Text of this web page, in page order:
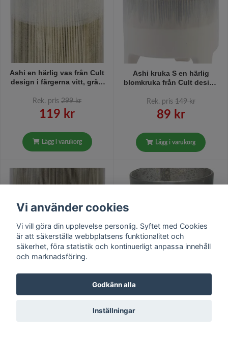
Ashi en härlig vas från Cult
design i färgerna vitt, grått
Rek. pris 299 kr
119 kr
Lägg i varukorg
Ashi kruka S en härlig
blomkruka från Cult design
svart.
Rek. pris 149 kr
89 kr
Lägg i varukorg
Ashi kruka L en härlig
blomkruka från Cult design
i färgerna vitt, grått och
Vilda en ljuslykta med ett
vackert vargmotiv. Färg:
Multifärgad.
Vi använder cookies
Vi vill göra din upplevelse personlig. Syftet med Cookies
är att säkerställa webbplatsens funktionalitet och
säkerhet, föra statistik och kontinuerligt anpassa innehåll
och marknadsföring.
Godkänn alla
Inställningar